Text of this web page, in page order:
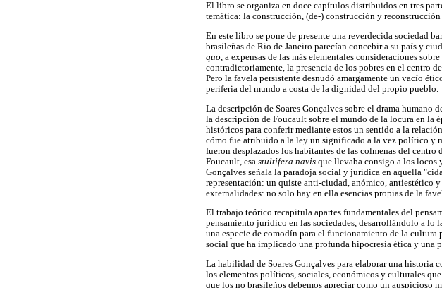
El libro se organiza en doce capítulos distribuidos en tres
temática: la construcción, (de-) construcción y
En este libro se pone de presente una reverdecida sociedad
brasileñas de Rio de Janeiro parecían concebir a su país y
quo, a expensas de las más elementales consideraciones
contradictoriamente, la presencia de los pobres en el centro
Pero la favela persistente desnudó amargamente un vacío
periferia del mundo a costa de la dignidad del propio pueblo.
La descripción de Soares Gonçalves sobre el drama
la descripción de Foucault sobre el mundo de la locura en la
históricos para conferir mediante estos un sentido a la
cómo fue atribuido a la ley un significado a la vez político y
fueron desplazados los habitantes de las colmenas del
Foucault, esa stultifera navis que llevaba consigo a los locos
Gonçalves señala la paradoja social y jurídica en aquella
representación: un quiste anti-ciudad, anómico, antiestético
externalidades: no solo hay en ella esencias propias de la
El trabajo teórico recapitula apartes fundamentales del
pensamiento jurídico en las sociedades, desarrollándolo a
una especie de comodín para el funcionamiento de la
social que ha implicado una profunda hipocresía ética y una
La habilidad de Soares Gonçalves para elaborar una historia
los elementos políticos, sociales, económicos y culturales
que los no brasileños debemos apreciar como un